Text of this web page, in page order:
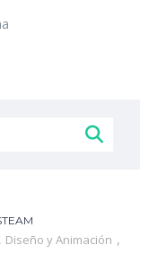
, Diseño y Animación ,